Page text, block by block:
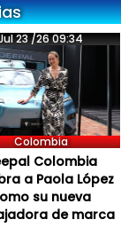
23 /26 09:34
Colombia
Colombia
a Paola López
su nueva
de marca